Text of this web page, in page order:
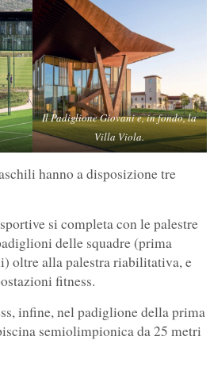
Il Padiglione Giovani e, in fondo, la
Villa Viola.
hanno a disposizione tre
si completa con le palestre
delle squadre (prima
oltre alla palestra riabilitativa, e
fitness.
infine, nel padiglione della prima
semiolimpionica da 25 metri